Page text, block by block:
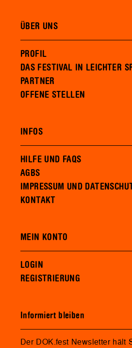
ÜBER UNS
PROFIL
DAS FESTIVAL IN LEICHTER
PARTNER
OFFENE STELLEN
INFOS
HILFE UND FAQS
AGBS
IMPRESSUM UND
KONTAKT
MEIN KONTO
LOGIN
REGISTRIERUNG
Informiert bleiben
Der DOK.fest Newsletter hält